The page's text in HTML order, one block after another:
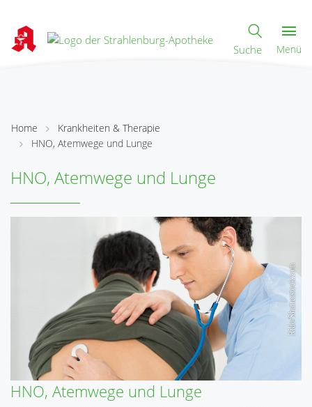
Suche Menü
Home
Krankheiten & Therapie
HNO, Atemwege und Lunge
HNO, Atemwege und Lunge
HNO, Atemwege und Lunge